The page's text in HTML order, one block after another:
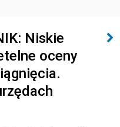
Niskie
oceny